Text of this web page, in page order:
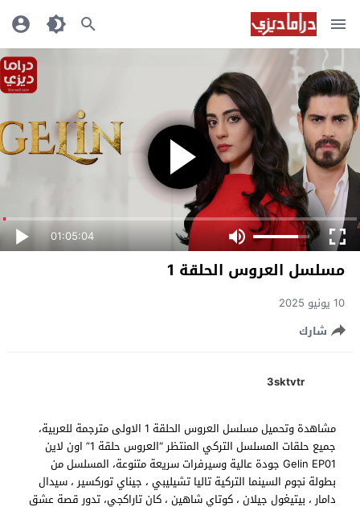
01:05:04
مسلسل العروس الحلقة 1
10 يونيو 2025
شارك
3sktvtr
مشاهدة وتحميل مسلسل العروس الحلقة 1 الاولى مترجمة للعربية،
جميع حلقات المسلسل التركي المنتظر “العروس حلقة 1” اون لاين
Gelin EP01 جودة عالية وسيرفرات سريعة متنوعة، المسلسل من
بطولة نجوم السينما التركية تاليا تشيليبي ، جيناي توركسير ، سيدال
دامار ، بيتيغول جيلان ، كوتاي شاهين ، كان تاراكجي، تدور قصة عشق